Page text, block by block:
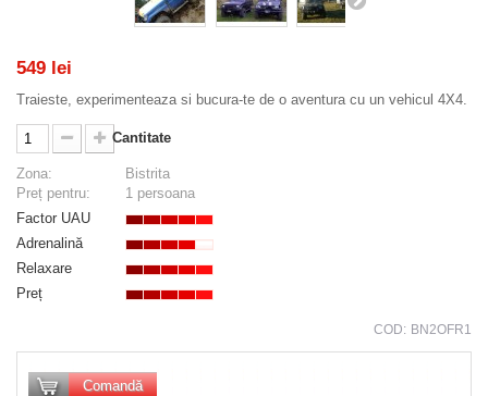
549 lei
Traieste, experimenteaza si bucura-te de o aventura cu un vehicul 4X4.
Cantitate
Zona:
Bistrita
Preț pentru:
1 persoana
Factor UAU
Adrenalină
Relaxare
Preț
COD: BN2OFR1
Comandă